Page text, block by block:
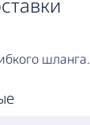
шланга.